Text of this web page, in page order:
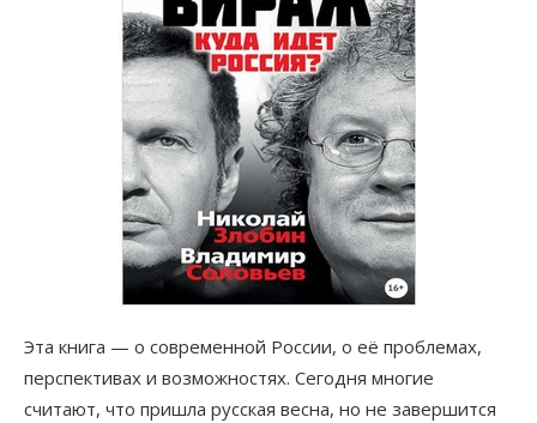
Эта книга — о современной России, о её проблемах,
перспективах и возможностях. Сегодня многие
считают, что пришла русская весна, но не завершится